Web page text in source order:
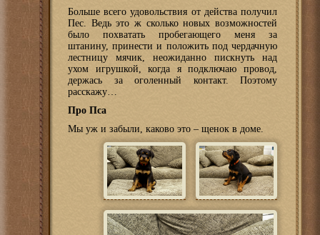
Больше всего удовольствия от действа получил
Пес. Ведь это ж сколько новых возможностей
было похватать пробегающего меня за
штанину, принести и положить под чердачную
лестницу мячик, неожиданно пискнуть над
ухом игрушкой, когда я подключаю провод,
держась за оголенный контакт. Поэтому
расскажу…
Про Пса
Мы уж и забыли, каково это – щенок в доме.